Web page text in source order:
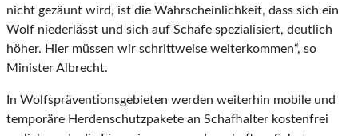
nicht gezäunt wird, ist die Wahrscheinlichkeit, dass sich ein
Wolf niederlässt und sich auf Schafe spezialisiert, deutlich
höher. Hier müssen wir schrittweise weiterkommen“, so
Minister Albrecht.
In Wolfspräventionsgebieten werden weiterhin mobile und
temporäre Herdenschutzpakete an Schafhalter kostenfrei